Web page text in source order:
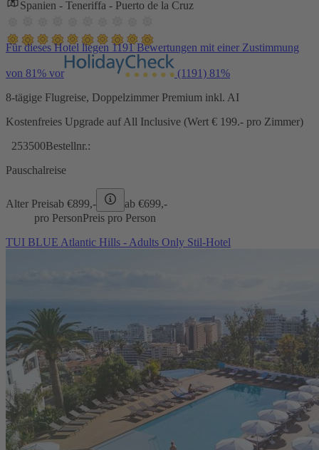
Spanien - Teneriffa - Puerto de la Cruz
Für dieses Hotel liegen 1191 Bewertungen mit einer Zustimmung
von 81% vor (1191) 81%
8-tägige Flugreise, Doppelzimmer Premium inkl. AI
Kostenfreies Upgrade auf All Inclusive (Wert € 199.- pro Zimmer)
253500Bestellnr.:
Pauschalreise
Alter Preisab €899,- ab €699,-
pro PersonPreis pro Person
TUI BLUE Atlantic Hills - Adults Only Stil-Hotel